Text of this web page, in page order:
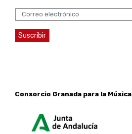
Consorcio Granada para la Música